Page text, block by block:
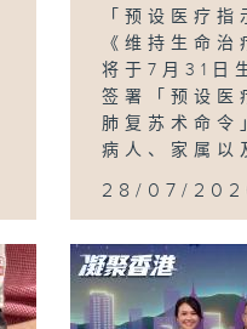
「预设医疗
《维持生命治
将于7月31日
签署「预设医
肺复苏术命令
病人、家属
28/07/